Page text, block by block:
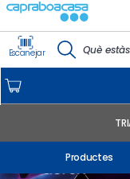
Comandes
Els meus
Escanejar
Productes